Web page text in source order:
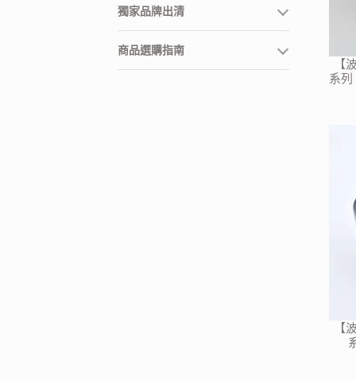
獨家品牌出清
商品選購指南
系